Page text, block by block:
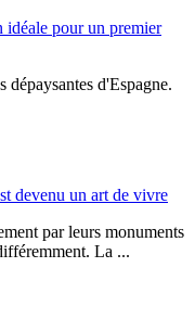
idéale pour un premier
d'Espagne.
devenu un art de vivre
par leurs monuments
La ...